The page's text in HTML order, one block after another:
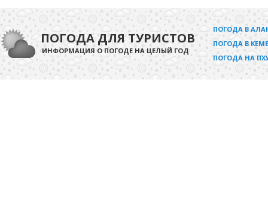
ПОГОДА ДЛЯ ТУРИСТОВ
ИНФОРМАЦИЯ О ПОГОДЕ НА ЦЕЛЫЙ ГОД
ПОГОДА В
ПОГОДА В
ПОГОДА НА